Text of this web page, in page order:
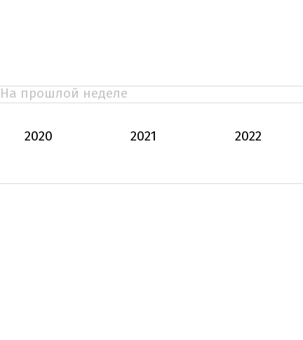
На прошлой неделе
2020 2021
2022